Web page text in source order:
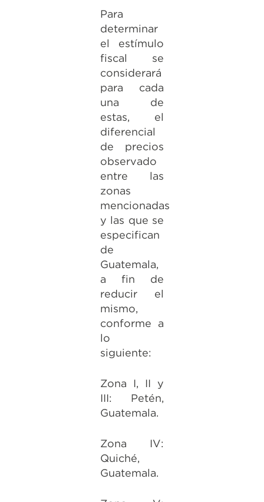
Para
determinar
el estímulo
fiscal se
considerará
para cada
una de
estas, el
diferencial
de precios
observado
entre las
zonas
mencionadas
y las que se
especifican
de
Guatemala,
a fin de
reducir el
mismo,
conforme a
lo
siguiente:
Zona I, II y
III: Petén,
Guatemala.
Zona IV:
Quiché,
Guatemala.